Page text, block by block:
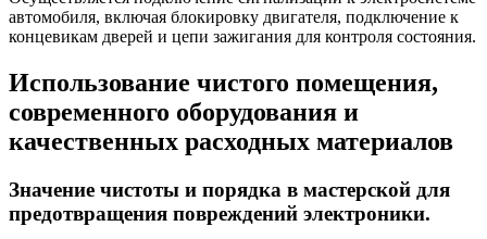
автомобиля, включая блокировку двигателя, подключение к
концевикам дверей и цепи зажигания для контроля состояния.
Использование чистого помещения,
современного оборудования и
качественных расходных материалов
Значение чистоты и порядка в мастерской для
предотвращения повреждений электроники.